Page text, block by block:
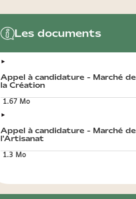
Les documents
►
Appel à candidature - Marché de
la Création
1.67 Mo
►
Appel à candidature - Marché de
l'Artisanat
1.3 Mo